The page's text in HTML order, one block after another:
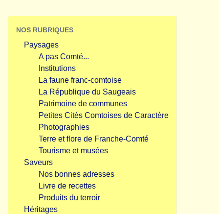
NOS RUBRIQUES
Paysages
A pas Comté...
Institutions
La faune franc-comtoise
La République du Saugeais
Patrimoine de communes
Petites Cités Comtoises de Caractère
Photographies
Terre et flore de Franche-Comté
Tourisme et musées
Saveurs
Nos bonnes adresses
Livre de recettes
Produits du terroir
Héritages